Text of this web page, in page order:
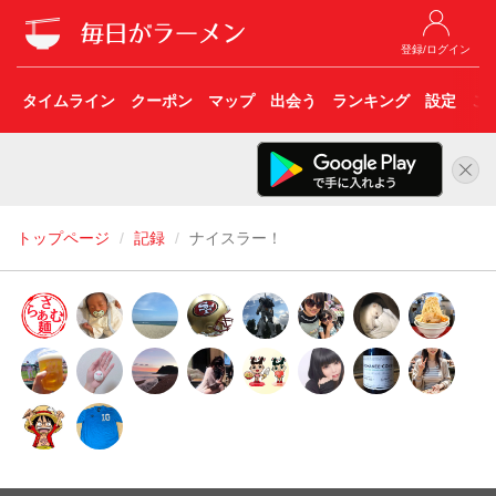
登録/ログイン
タイムライン クーポン マップ 出会う ランキング 設定 こ
トップページ 記録 ナイスラー！